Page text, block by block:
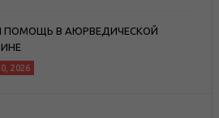
ПОМОЩЬ В АЮРВЕДИЧЕСКОЙ
2026